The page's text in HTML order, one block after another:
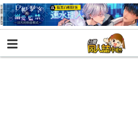
BOOKY書集倉庫